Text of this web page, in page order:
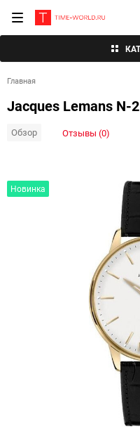
Главная
Jacques Lemans N-
Обзор Отзывы (0)
Новинка